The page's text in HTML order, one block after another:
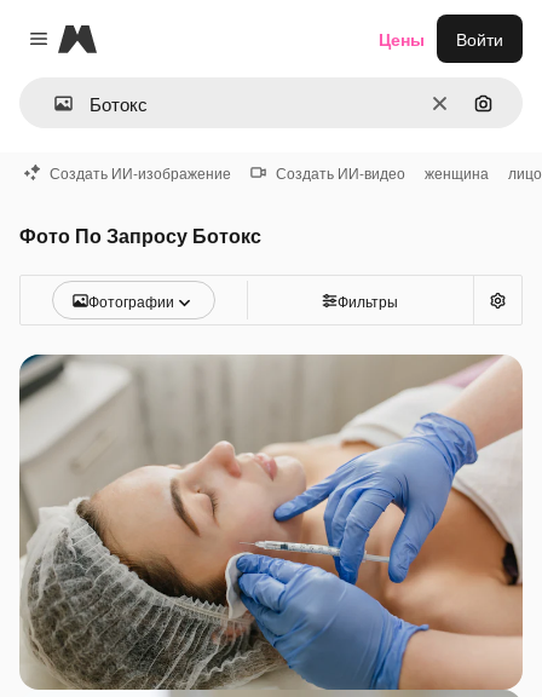
Close menu
Magnific
ОчиститьПоиск
Цены Войти
Создать ИИ-изображение Создать ИИ-видео женщина лицо
Фото По Запросу Ботокс
Фотографии Фильтры